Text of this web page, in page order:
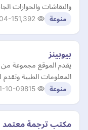
والنقاشات والحوارات
منوعة 15
بيوبينز
يقدم الموقع مجموعة من
المعلومات الطبية
منوعة 10-09
مكتب ترجمة معتمد